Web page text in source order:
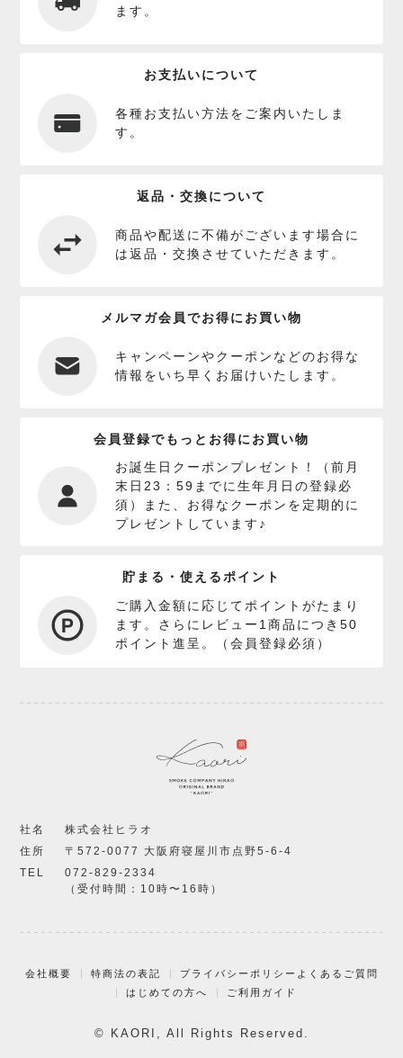
ます。
お支払いについて
各種お支払い方法をご案内いたしま
す。
返品・交換について
商品や配送に不備がございます場合に
は返品・交換させていただきます。
メルマガ会員でお得にお買い物
キャンペーンやクーポンなどのお得な
情報をいち早くお届けいたします。
会員登録でもっとお得にお買い物
お誕生日クーポンプレゼント！（前月
末日23：59までに生年月日の登録必
須）また、お得なクーポンを定期的に
プレゼントしています♪
貯まる・使えるポイント
ご購入金額に応じてポイントがたまり
ます。さらにレビュー1商品につき50
ポイント進呈。（会員登録必須）
社名
株式会社ヒラオ
住所
〒572-0077 大阪府寝屋川市点野5-6-4
TEL
072-829-2334
（受付時間：10時〜16時）
会社概要 特商法の表記 プライバシーポリシー よくあるご質問
はじめての方へ
ご利用ガイド
© KAORI, All Rights Reserved.